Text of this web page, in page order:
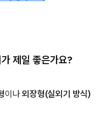
제일 좋은가요?
이나외장형(실외기 방식)